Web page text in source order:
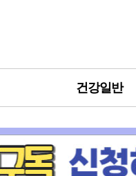
건강일반